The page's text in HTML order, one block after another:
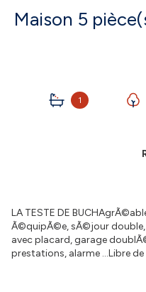
Maison 5 pièce(s) 4 chambre(s) 115
1
LA TESTE DE
Ã©quipÃ©e, sÃ©jour
avec placard, garage
prestations, alarme ...Libre